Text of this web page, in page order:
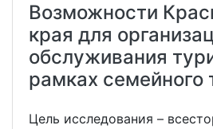
Возможности
края для
обслуживания
рамках семейного
Цель исследования –